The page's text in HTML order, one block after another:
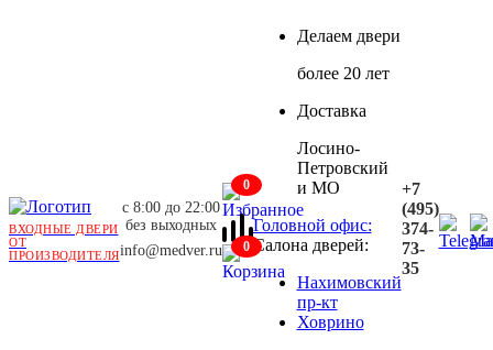
ВХОДНЫЕ ДВЕРИ
ОТ
ПРОИЗВОДИТЕЛЯ
с 8:00 до 22:00
без выходных
info@medver.ru
+7
(495)
374-
73-
35
0
0
Делаем двери
более 20 лет
Доставка
Лосино-
Петровский
и МО
Головной офис:
Салона дверей:
Нахимовский
пр-кт
Ховрино